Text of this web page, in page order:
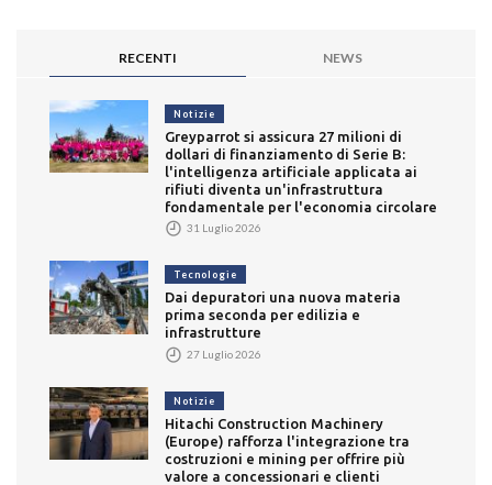
RECENTI NEWS
Notizie
Greyparrot si assicura 27 milioni di
dollari di finanziamento di Serie B:
l'intelligenza artificiale applicata ai
rifiuti diventa un'infrastruttura
fondamentale per l'economia circolare
31 Luglio 2026
Tecnologie
Dai depuratori una nuova materia
prima seconda per edilizia e
infrastrutture
27 Luglio 2026
Notizie
Hitachi Construction Machinery
(Europe) rafforza l'integrazione tra
costruzioni e mining per offrire più
valore a concessionari e clienti